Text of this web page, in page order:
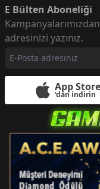
E Bülten Aboneliği
adresinizi yazınız.
App Store
'dan indirin